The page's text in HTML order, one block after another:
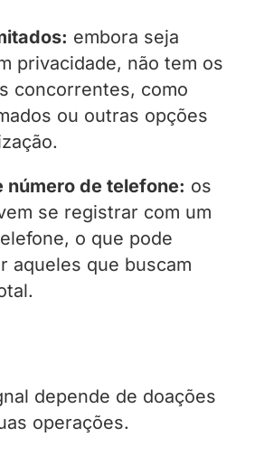
embora seja
privacidade, não tem os
concorrentes, como
ou outras opções
número de telefone: os
se registrar com um
o que pode
aqueles que buscam
depende de doações
operações.